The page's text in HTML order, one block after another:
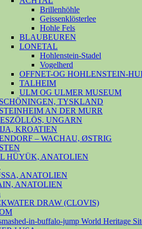
Brillenhöhle
Geissenklösterlee
Hohle Fels
BLAUBEUREN
LONETAL
Hohlenstein-Stadel
Vogelherd
OFFNET-OG HOHLENSTEIN-
TALHEIM
ULM OG ULMER MUSEUM
SCHÖNINGEN, TYSKLAND
STEINHEIM AN DER MURR
UNGARN
KROATIEN
– WACHAU, ØSTRIG
HÜYÜK, ANATOLIEN
ANATOLIEN
ANATOLIEN
DRAW (CLOVIS)
in-buffalo-jump World Heritage